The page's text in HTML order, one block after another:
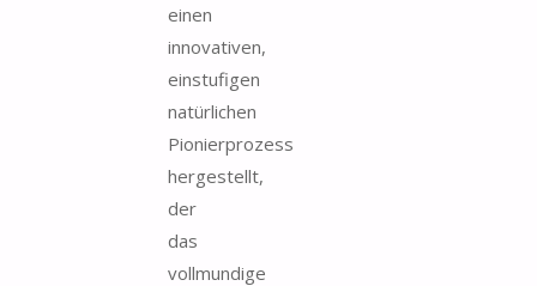
einen
innovativen,
einstufigen
natürlichen
Pionierprozess
hergestellt,
der
das
vollmundige